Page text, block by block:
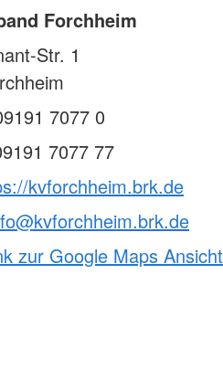
Forchheim
Str. 1
7077 0
7077 77
kvforchheim.brk.de
zur Google Maps Ansicht